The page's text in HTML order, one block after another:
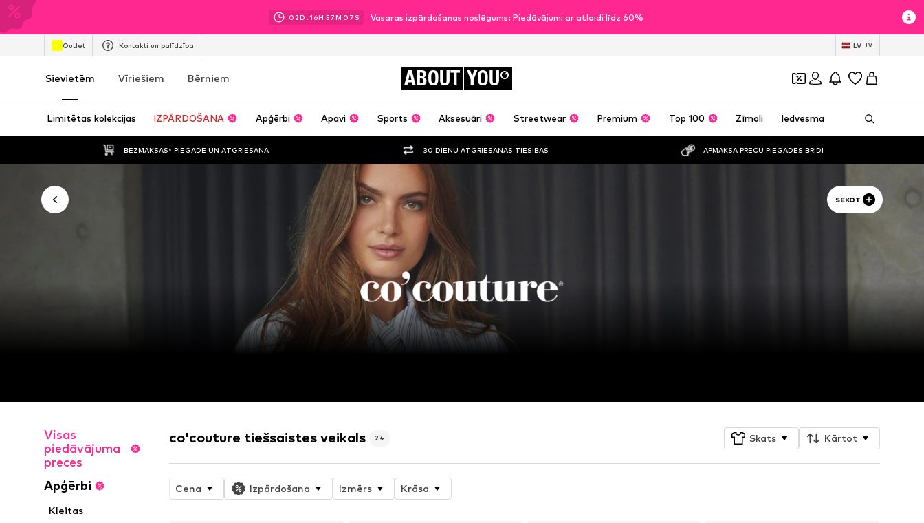
02D.16H 57M 06 S Vasaras izpārdošanas noslēgums: Piedāvājumi ar atlaidi līdz 60%
Outlet Kontakti un palīdzība LV LV
Sievietēm Vīriešiem Bērniem ABOUT YOU
Limitētas kolekcijas IZPĀRDOŠANA Apģērbi Apavi Sports Aksesuāri Streetwear Premium Top 100 Zīmoli Iedvesma
BEZMAKSAS* PIEGĀDE UN ATGRIEŠANA 30 DIENU ATGRIEŠANAS TIESĪBAS APMAKSA PREČU PIEGĀDES BRĪDĪ
SEKOT
Visas
piedāvājuma
preces
Apģērbi
Kleitas
co'couture tiešsaistes veikals 24 Skats Kārtot
Cena Izpārdošana Izmērs Krāsa